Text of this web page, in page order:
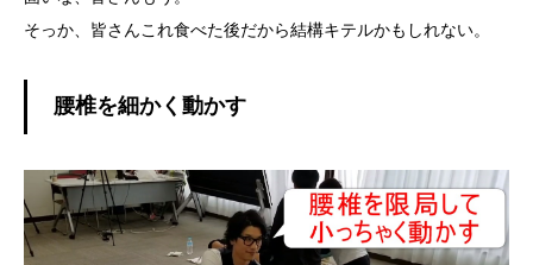
そっか、皆さんこれ食べた後だから結構キテルかもしれない。
腰椎を細かく動かす